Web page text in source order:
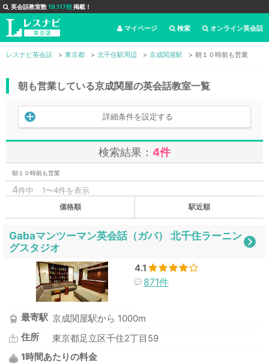
英会話教室数19,117校掲載！
オンライン英会話
検索
マイページ
レスナビ英会話 東京都 北千住駅周辺 京成関屋駅 朝１０時前も営業
朝も営業している京成関屋の英会話教室一覧
詳細条件を設定する
検索結果： 4件
朝１０時前も営業
4件中 1〜4件を表示
価格順 駅近順
Gabaマンツーマン英会話（ガバ） 北千住ラーニン
グスタジオ
4.1
871件
最寄駅 京成関屋駅から 1000m
住所
東京都足立区千住2丁目59
1時間あたりの料金